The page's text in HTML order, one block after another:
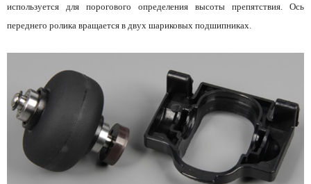
используется для порогового определения высоты препятствия. Ось
переднего ролика вращается в двух шариковых подшипниках.